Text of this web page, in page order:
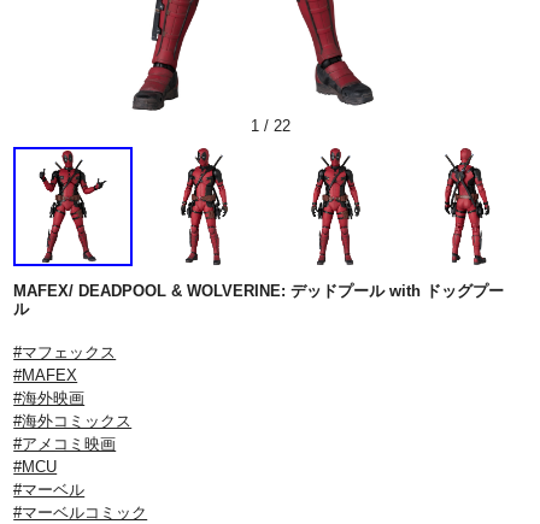
1 / 22
MAFEX/ DEADPOOL & WOLVERINE: デッドプール with ドッグプー
ル
#マフェックス
#MAFEX
#海外映画
#海外コミックス
#アメコミ映画
#MCU
#マーベル
#マーベルコミック